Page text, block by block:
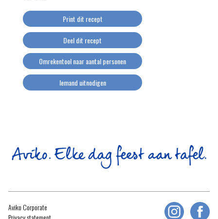
Print dit recept
Deel dit recept
Omrekentool naar aantal personen
Iemand uitnodigen
Aviko Corporate